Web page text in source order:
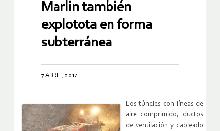
Marlin también
explotota en forma
subterránea
7 ABRIL, 2014
Los túneles con líneas de
aire comprimido, ductos
de ventilación y cableado